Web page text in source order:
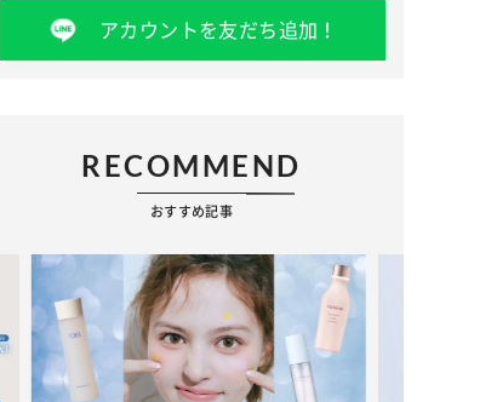
アカウントを友だち追加！
RECOMMEND
おすすめ記事